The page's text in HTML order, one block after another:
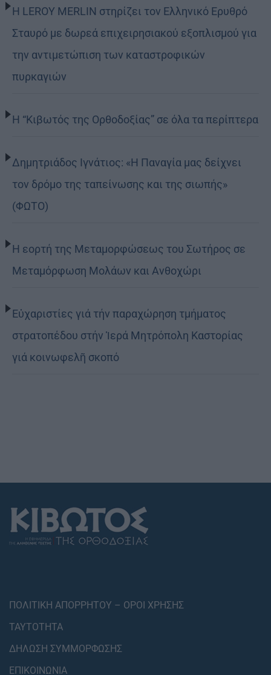
Η LEROY MERLIN στηρίζει τον Ελληνικό Ερυθρό
Σταυρό με δωρεά επιχειρησιακού εξοπλισμού για
την αντιμετώπιση των καταστροφικών
πυρκαγιών
Η “Κιβωτός της Ορθοδοξίας” σε όλα τα περίπτερα
Δημητριάδος Ιγνάτιος: «Η Παναγία μας δείχνει
τον δρόμο της ταπείνωσης και της σιωπής»
(ΦΩΤΟ)
Η εορτή της Μεταμορφώσεως του Σωτήρος σε
Μεταμόρφωση Μολάων και Ανθοχώρι
Εὐχαριστίες γιά τήν παραχώρηση τμήματος
στρατοπέδου στήν Ἱερά Μητρόπολη Καστορίας
γιά κοινωφελῆ σκοπό
ΠΟΛΙΤΙΚΗ ΑΠΟΡΡΗΤΟΥ – ΟΡΟΙ ΧΡΗΣΗΣ
ΤΑΥΤΟΤΗΤΑ
ΔΗΛΩΣΗ ΣΥΜΜΟΡΦΩΣΗΣ
ΕΠΙΚΟΙΝΩΝΙΑ